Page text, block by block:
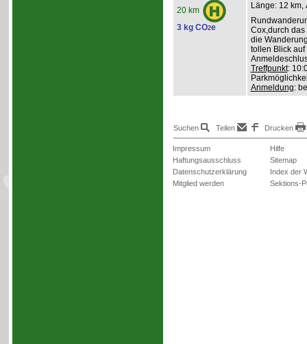
20 km
3 kg CO2e
Länge: 12 km,
Cox,durch
die
tollen Blick
Treffpunkt:
Anmeldung:
Suchen Teilen Drucken
Impressum
Haftungsausschluss
Datenschutzerklärung
Mitglied werden
Hilfe
Sitemap
Index der
Sektions-